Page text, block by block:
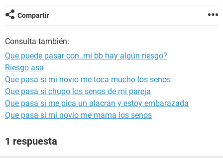
Compartir
Consulta también:
Que puede pasar con..mi bb hay algún riesgo?
Riesgo asa
Que pasa si mi novio me toca mucho los senos
Que pasa si chupo los senos de mi pareja
Que pasa si me pica un alacran y estoy embarazada
Que pasa si mi novio me mama los senos
1 respuesta